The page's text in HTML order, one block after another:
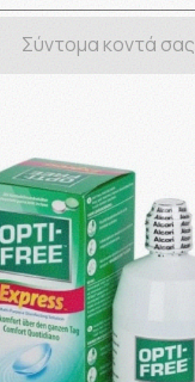
Σύντομα κοντά σας